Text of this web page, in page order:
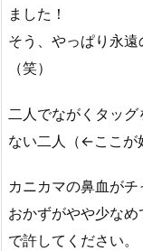
ました！
そう、やっぱり永遠
（笑）
二人でながくタッ
ない二人（←ここが
カニカマの鼻血がチ
おかずがやや少な
で許してください。